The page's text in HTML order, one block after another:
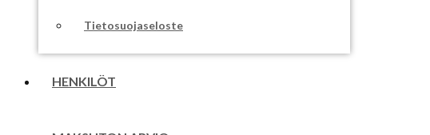
Tietosuojaseloste
HENKILÖT